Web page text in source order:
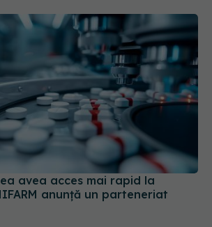
avea acces mai rapid la
anunță un parteneriat